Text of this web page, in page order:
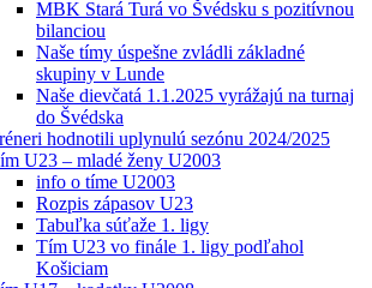
MBK Stará Turá vo Švédsku s pozitívnou
bilanciou
Naše tímy úspešne zvládli základné
skupiny v Lunde
Naše dievčatá 1.1.2025 vyrážajú na turnaj
do Švédska
hodnotili uplynulú sezónu 2024/2025
U23 – mladé ženy U2003
info o tíme U2003
Rozpis zápasov U23
Tabuľka súťaže 1. ligy
Tím U23 vo finále 1. ligy podľahol
Košiciam